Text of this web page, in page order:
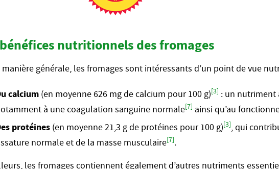
nutritionnels des fromages
manière générale, les fromages sont intéressants d’un point de vue
calcium (en moyenne 626 mg de calcium pour 100 g)[3] : un nutriment
à une coagulation sanguine normale[7] ainsi qu’au
protéines (en moyenne 21,3 g de protéines pour 100 g)[3], qui
normale et de la masse musculaire[7].
les fromages contiennent également d’autres nutriments